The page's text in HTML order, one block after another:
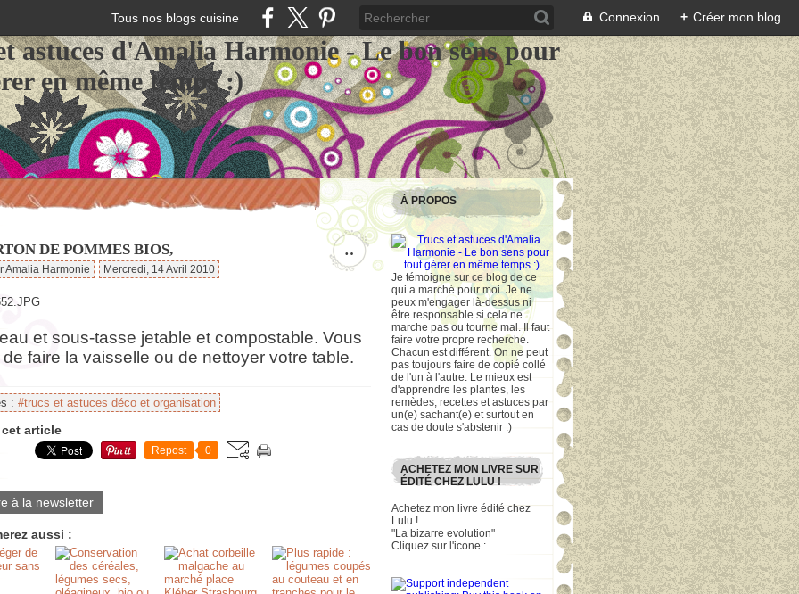
Tous nos blogs cuisine Connexion + Créer mon blog
astuces d'Amalia Harmonie - Le bon sens pour
en même temps :)
…
DE POMMES BIOS,
Amalia Harmonie Mercredi, 14 Avril 2010
et sous-tasse jetable et compostable. Vous
faire la vaisselle ou de nettoyer votre table.
: #trucs et astuces déco et organisation
article
Repost 0
à la newsletter
aussi :
À PROPOS
Je témoigne sur ce blog de ce
qui a marché pour moi. Je ne
peux m'engager là-dessus ni
être responsable si cela ne
marche pas ou tourne mal. Il faut
faire votre propre recherche.
Chacun est différent. On ne peut
pas toujours faire de copié collé
de l'un à l'autre. Le mieux est
d'apprendre les plantes, les
remèdes, recettes et astuces par
un(e) sachant(e) et surtout en
cas de doute s'abstenir :)
ACHETEZ MON LIVRE SUR
ÉDITÉ CHEZ LULU !
Achetez mon livre édité chez
Lulu !
"La bizarre evolution"
Cliquez sur l'icone :